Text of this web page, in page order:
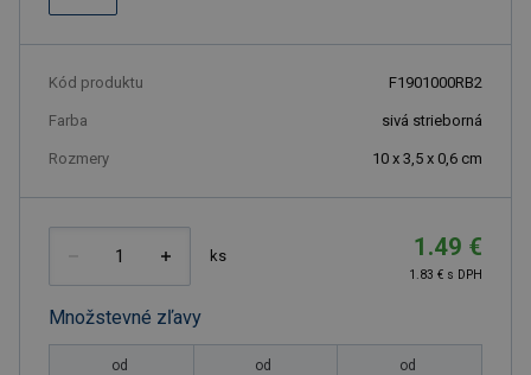
Kód produktu F1901000RB2
Farba sivá strieborná
Rozmery 10 x 3,5 x 0,6 cm
ks 1.49 €
1.83 € s DPH
Množstevné zľavy
od
od
od